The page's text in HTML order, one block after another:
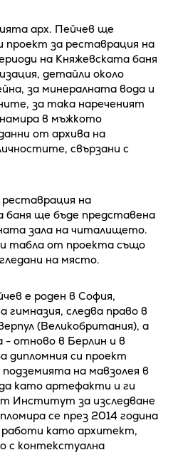
арх. Пейчев ще
проект за реставрация на
на Княжевската баня
детайли около
за минералната вода и
за така нареченият
намира в мъжкото
от архива на
свързани с
на
баня ще бъде представена
зала на читалището.
табла от проекта също
на място.
е роден в София,
следва право в
(Великобритания), а
отново в Берлин и в
дипломния си проект
подземията на мавзолея в
като артефакти и ги
Институт за изследване
се през 2014 година
като архитект,
с контекстуална